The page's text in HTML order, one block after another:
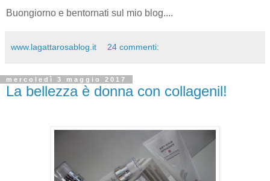
Buongiorno e bentornati sul mio blog....
www.lagattarosablog.it 24 commenti:
mercoledì 3 maggio 2017
La bellezza è donna con collagenil!